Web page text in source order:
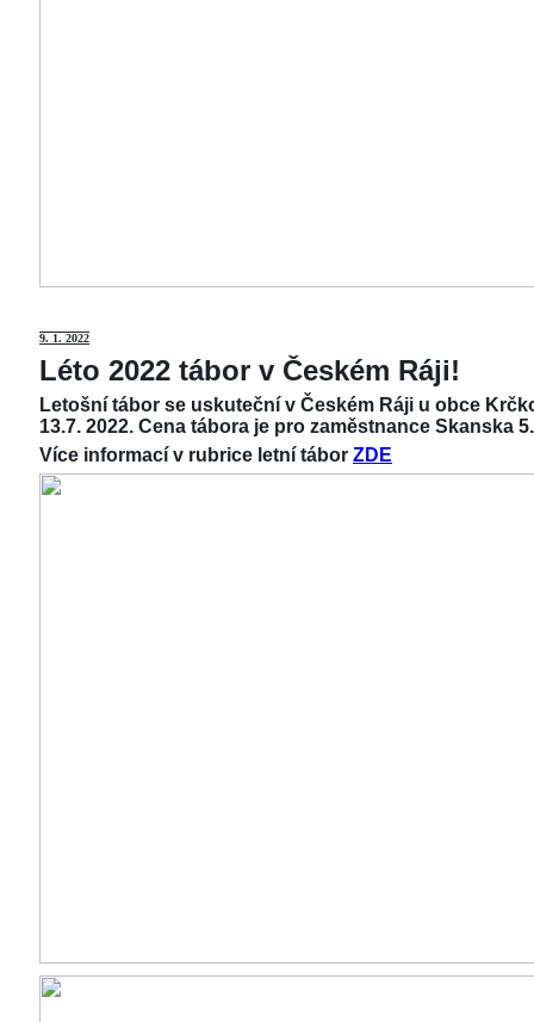
9. 1. 2022
Léto 2022 tábor v Českém Ráji!
Letošní tábor se uskuteční v Českém Ráji u obce
13.7. 2022. Cena tábora je pro zaměstnance Skanska
Více informací v rubrice letní tábor ZDE